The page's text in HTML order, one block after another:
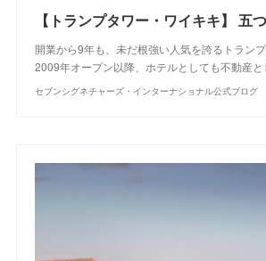
開業から9年も、未だ根強い人気を誇るトラン
2009年オープン以降、ホテルとしても不動産と
セブンシグネチャーズ・インターナショナル公式ブログ